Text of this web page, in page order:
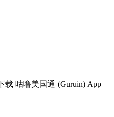
咕噜美国通 (Guruin) App